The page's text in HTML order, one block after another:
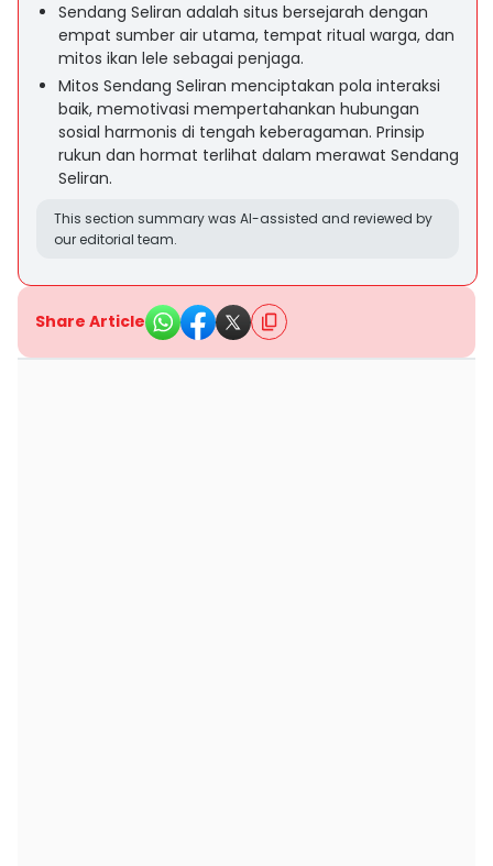
Sendang Seliran adalah situs bersejarah dengan
empat sumber air utama, tempat ritual warga, dan
mitos ikan lele sebagai penjaga.
Mitos Sendang Seliran menciptakan pola interaksi
baik, memotivasi mempertahankan hubungan
sosial harmonis di tengah keberagaman. Prinsip
rukun dan hormat terlihat dalam merawat Sendang
Seliran.
This section summary was AI-assisted and reviewed by
our editorial team.
Share Article